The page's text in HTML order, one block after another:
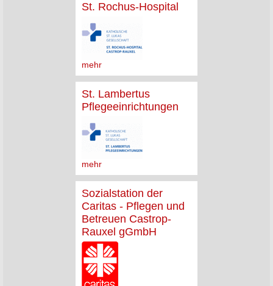
St. Rochus-Hospital
mehr
St. Lambertus
Pflegeeinrichtungen
mehr
Sozialstation der
Caritas - Pflegen und
Betreuen Castrop-
Rauxel gGmbH